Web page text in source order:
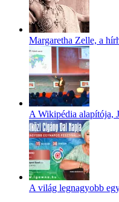
Margaretha Zelle, a
A Wikipédia alapítója,
A világ legnagyobb